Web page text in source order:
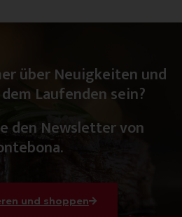
über Neuigkeiten und
Laufenden sein?
den Newsletter von
und shoppen